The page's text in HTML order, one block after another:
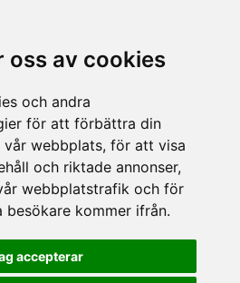
oss av cookies
och andra
för att förbättra din
vår webbplats, för att visa
och riktade annonser,
webbplatstrafik och för
kommer ifrån.
accepterar